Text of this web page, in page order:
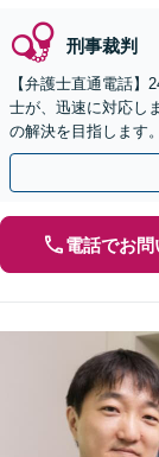
刑事裁判
【弁護士直通電話
士が、迅速に対応し
の解決を目指します
守】【夜間・休日相
電話でお